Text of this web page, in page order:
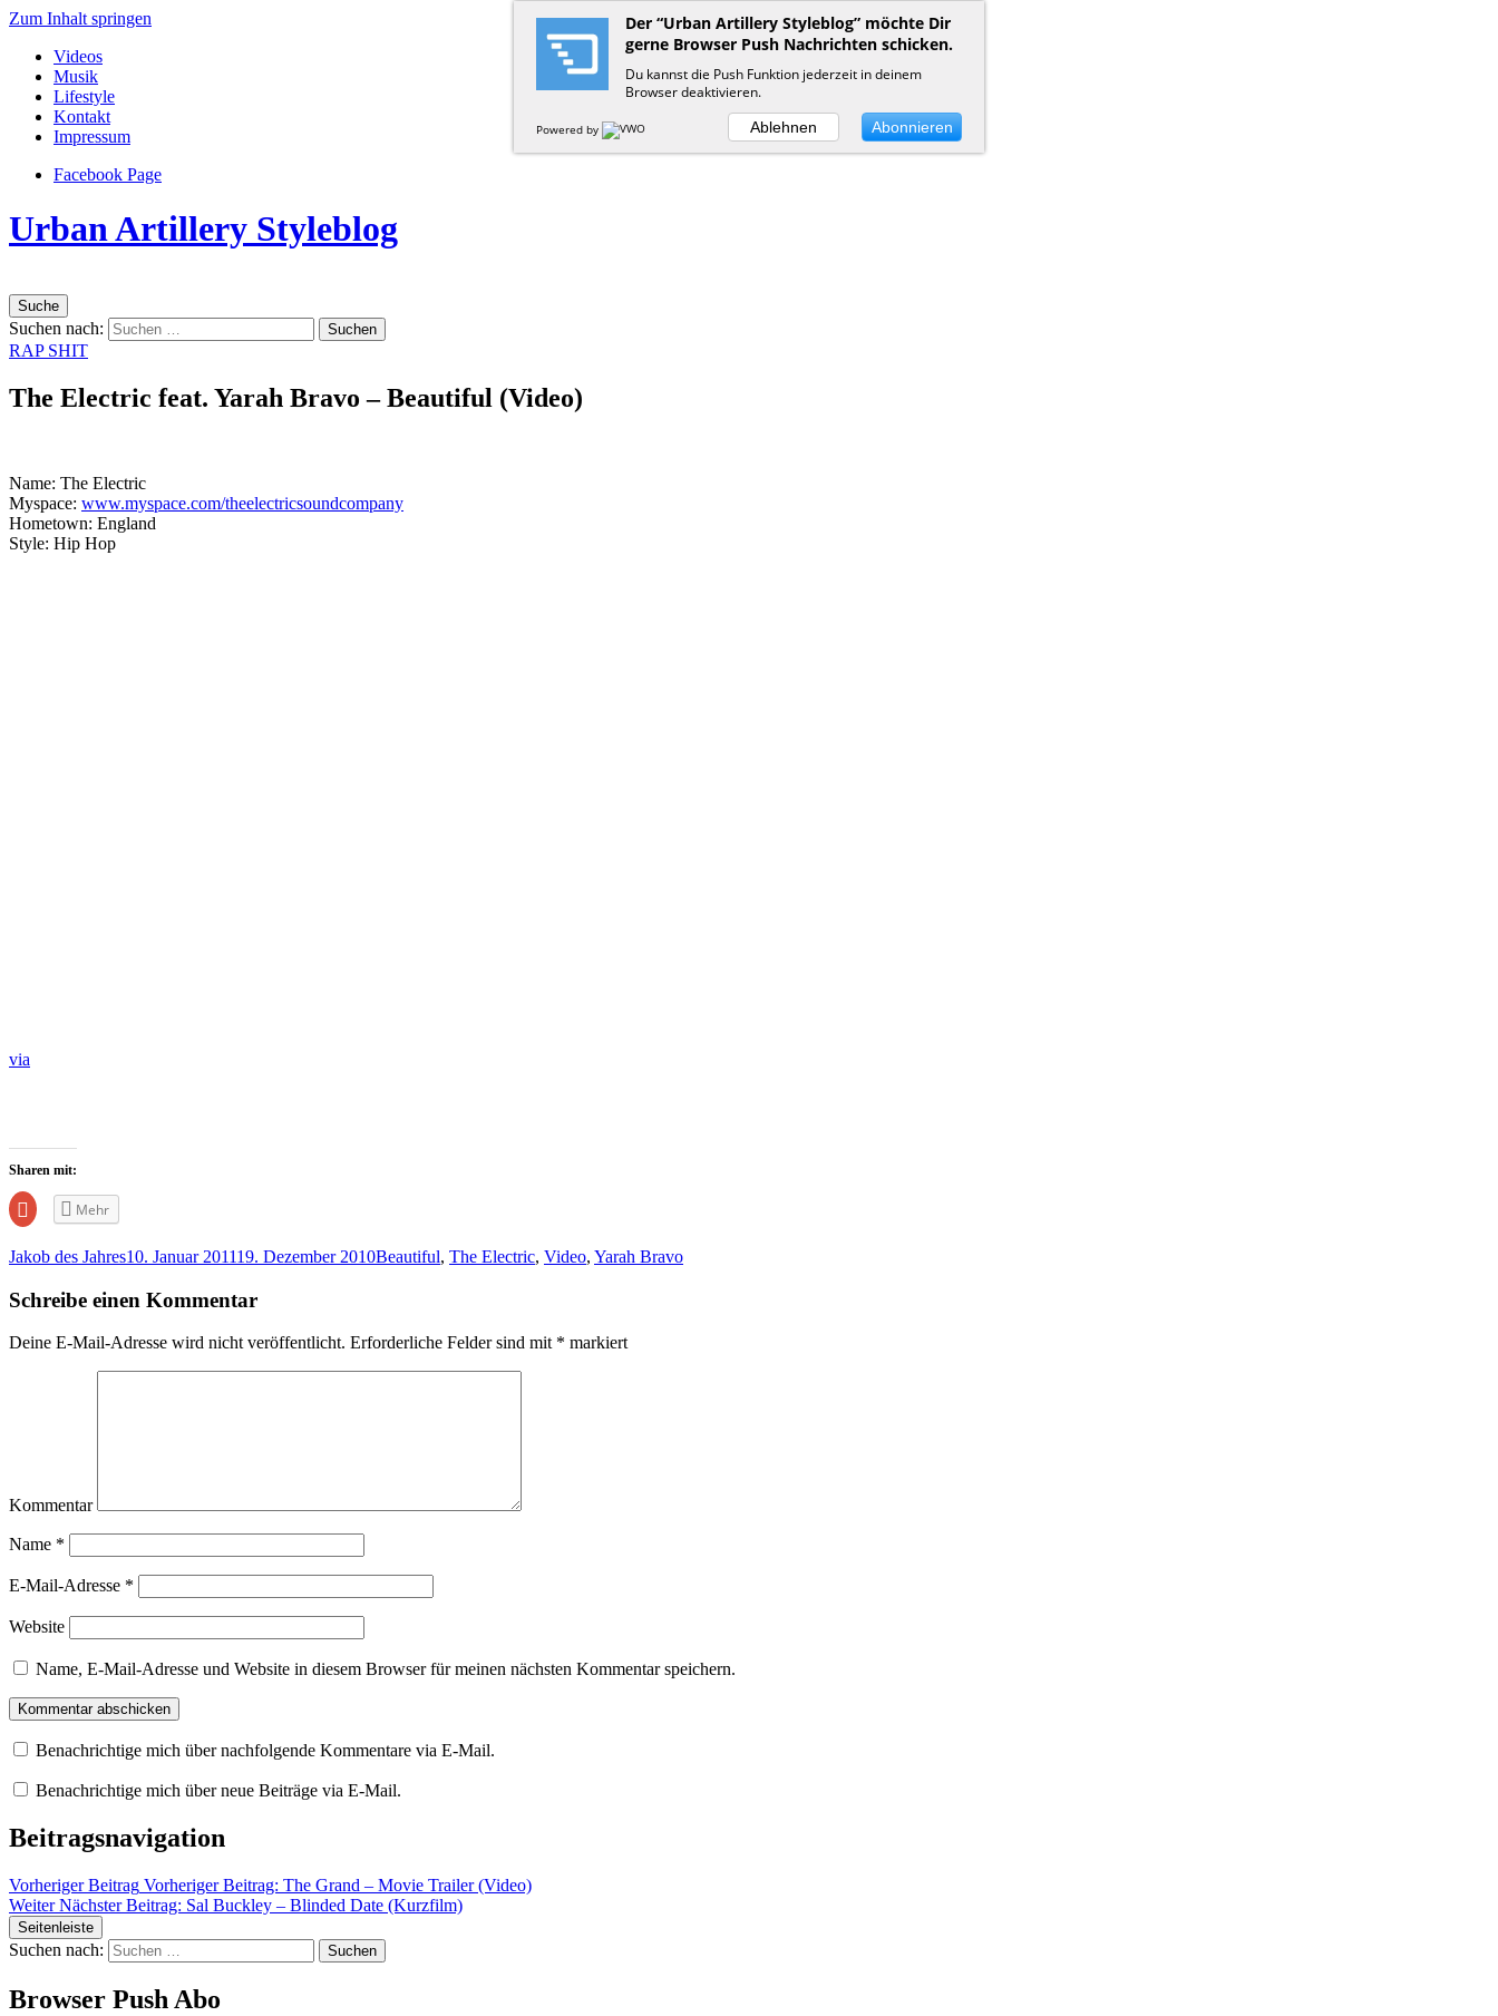
Zum Inhalt springen
Videos
Musik
Lifestyle
Kontakt
Impressum
Facebook Page
Urban Artillery Styleblog
Suche
Suchen nach:
RAP SHIT
The Electric feat. Yarah Bravo – Beautiful (Video)
Name: The Electric
Myspace: www.myspace.com/theelectricsoundcompany
Hometown: England
Style: Hip Hop
via
Sharen mit:
Zum
Teilen
anklicken
neuem
Fenster
Mehr
Jakob des Jahres10. Januar 201119. Dezember 2010Beautiful, The Electric, Video, Yarah Bravo
Schreibe einen Kommentar
Deine E-Mail-Adresse wird nicht veröffentlicht. Erforderliche Felder sind mit * markiert
Kommentar
Name *
E-Mail-Adresse *
Website
Name, E-Mail-Adresse und Website in diesem Browser für meinen nächsten Kommentar speichern.
Benachrichtige mich über nachfolgende Kommentare via E-Mail.
Benachrichtige mich über neue Beiträge via E-Mail.
Beitragsnavigation
Vorheriger Beitrag Vorheriger Beitrag: The Grand – Movie Trailer (Video)
Weiter Nächster Beitrag: Sal Buckley – Blinded Date (Kurzfilm)
Seitenleiste
Suchen nach:
Browser Push Abo
Der “Urban Artillery Styleblog” möchte Dir
gerne Browser Push Nachrichten schicken.
Du kannst die Push Funktion jederzeit in deinem
Browser deaktivieren.
Powered by Ablehnen Abonnieren